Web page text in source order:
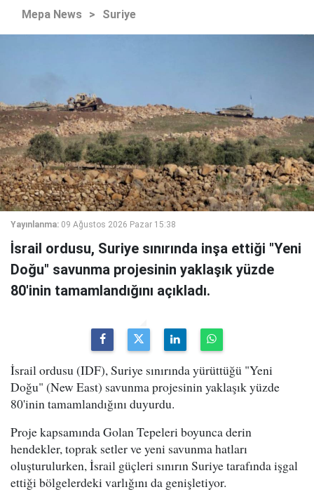
Mepa News > Suriye
Yayınlanma: 09 Ağustos 2026 Pazar 15:38
İsrail ordusu, Suriye sınırında inşa ettiği "Yeni
Doğu" savunma projesinin yaklaşık yüzde
80'inin tamamlandığını açıkladı.
İsrail ordusu (IDF), Suriye sınırında yürüttüğü "Yeni
Doğu" (New East) savunma projesinin yaklaşık yüzde
80'inin tamamlandığını duyurdu.
Proje kapsamında Golan Tepeleri boyunca derin
hendekler, toprak setler ve yeni savunma hatları
oluşturulurken, İsrail güçleri sınırın Suriye tarafında işgal
ettiği bölgelerdeki varlığını da genişletiyor.